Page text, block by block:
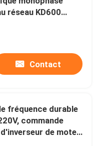
réseau KD600
Contact
fréquence durable
commande
de moteur